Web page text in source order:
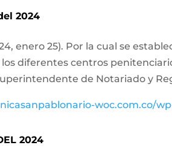
2024
enero 25). Por la cual se
diferentes centros
de Notariado y
woc.com.co/
2024